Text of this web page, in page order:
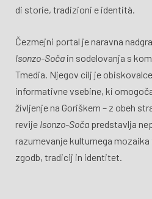
di storie, tradizioni e identità.
Čezmejni portal je naravna
Isonzo-Soča in sodelovanja s
Tmedia. Njegov cilj je
informativne vsebine, ki
življenje na Goriškem – z obeh
revije Isonzo-Soča predstavlja
razumevanje kulturnega
zgodb, tradicij in identitet.